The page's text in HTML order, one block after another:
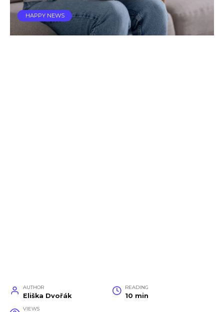
HAPPY NEWS
AUTHOR
Eliška Dvořák
READING
10 min
VIEWS